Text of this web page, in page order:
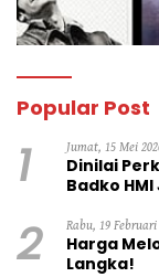
Popular Post
1 Jumat, 15 Mei
Dinilai
Badko
2 Rabu, 19 Februari
Harga
Langka!